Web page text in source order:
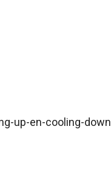
up-en-cooling-down